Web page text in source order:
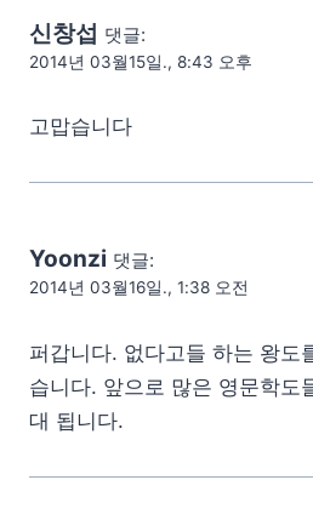
신창섭 댓글:
2014년 03월15일., 8:43 오후
고맙습니다
Yoonzi 댓글:
2014년 03월16일., 1:38 오전
퍼갑니다. 없다고들 하는 왕도
습니다. 앞으로 많은 영문학도
대 됩니다.